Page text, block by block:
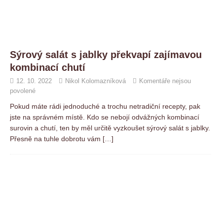
Sýrový salát s jablky překvapí zajímavou
kombinací chutí
12. 10. 2022 Nikol Kolomazníková
Komentáře nejsou
povolené
Pokud máte rádi jednoduché a trochu netradiční recepty, pak
jste na správném místě. Kdo se nebojí odvážných kombinací
surovin a chutí, ten by měl určitě vyzkoušet sýrový salát s jablky.
Přesně na tuhle dobrotu vám […]